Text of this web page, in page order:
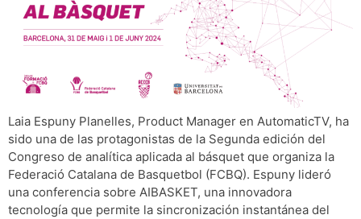
Laia Espuny Planelles, Product Manager en AutomaticTV, ha
sido una de las protagonistas de la Segunda edición del
Congreso de analítica aplicada al básquet que organiza la
Federació Catalana de Basquetbol (FCBQ). Espuny lideró
una conferencia sobre AIBASKET, una innovadora
tecnología que permite la sincronización instantánea del